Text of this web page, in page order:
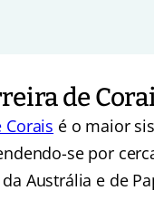
de
Corais é o maior
se por
Austrália e de